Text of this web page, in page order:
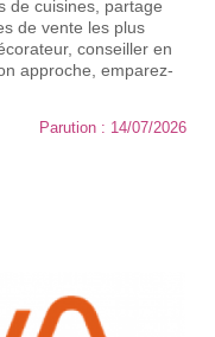
de cuisines, partage
de vente les plus
conseiller en
approche, emparez-
Parution : 14/07/2026